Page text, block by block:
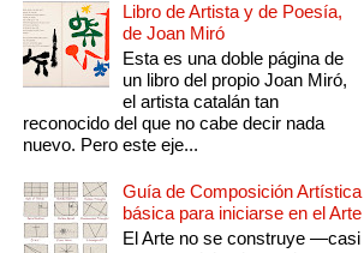
Libro de Artista y de Poesía,
de Joan Miró
Esta es una doble página de
un libro del propio Joan Miró,
el artista catalán tan
reconocido del que no cabe decir nada
nuevo. Pero este eje...
Guía de Composición Artística
básica para iniciarse en el Arte
El Arte no se construye —casi